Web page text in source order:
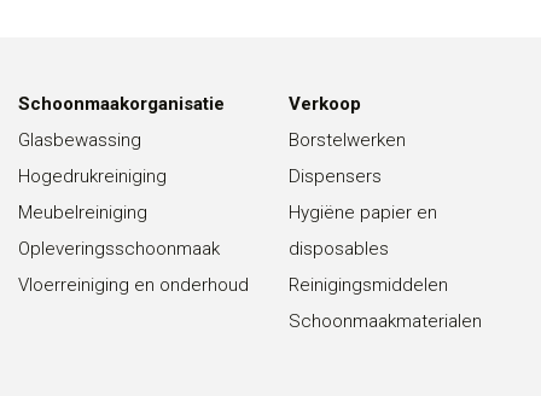
Schoonmaakorganisatie
Glasbewassing
Hogedrukreiniging
Meubelreiniging
Opleveringsschoonmaak
Vloerreiniging en onderhoud
Verkoop
Borstelwerken
Dispensers
Hygiëne papier en
disposables
Reinigingsmiddelen
Schoonmaakmaterialen